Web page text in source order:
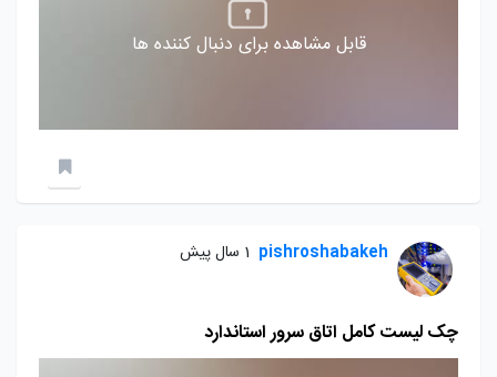
قابل مشاهده برای دنبال کننده ها
pishroshabakeh 1 سال پیش
چک لیست کامل اتاق سرور استاندارد